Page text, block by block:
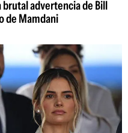
brutal advertencia de Bill
de Mamdani